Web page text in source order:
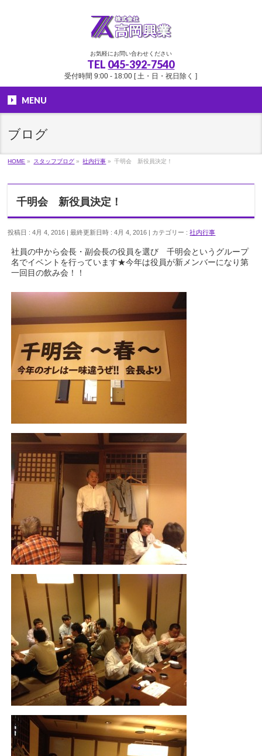
お気軽にお問い合わせください
TEL 045-392-7540
受付時間 9:00 - 18:00 [ 土・日・祝日除く ]
MENU
ブログ
HOME » スタッフブログ » 社内行事 » 千明会 新役員決定！
千明会 新役員決定！
投稿日 : 4月 4, 2016 最終更新日時 : 4月 4, 2016 カテゴリー :社内行事
社員の中から会長・副会長の役員を選び 千明会というグループ
名でイベントを行っています★今年は役員が新メンバーになり第
一回目の飲み会！！